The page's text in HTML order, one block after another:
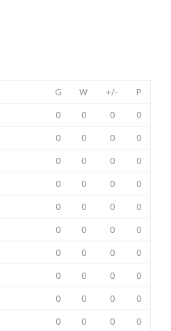
G W +/-
P
0 0 0
0
0 0 0
0
0 0 0
0
0 0 0
0
0 0 0
0
0 0 0
0
0 0 0
0
0 0 0
0
0 0 0
0
0 0 0
0